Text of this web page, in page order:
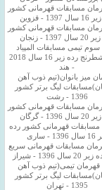
مسابقات قهرمانی کشور
- قزوین
مسابقات قهرمانی کشور
- زنجان
سوم تیمی مسابقات المپیاد
جهانی شطرنج رده زیر 16 سال 2018
- هند
میز بانوان(تیم ذوب آهن
لیگ برتر کشور
1396 - رشت
مسابقات قهرمانی کشور
- گرگان
مسابقات قهرمانی کشور رده
ساری
مسابقات قهرمانی سریع
1396 - شیراز
قهرمان تیمی(تیم ذوب آهن
لیگ برتر کشور
1395 - تهران